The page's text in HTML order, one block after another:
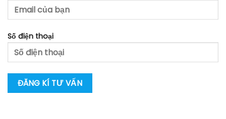
Số điện thoại